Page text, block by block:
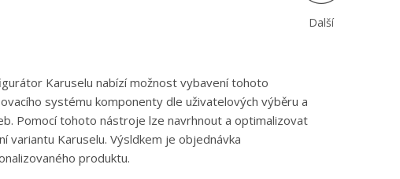
Další
Karuselu nabízí možnost vybavení tohoto
systému komponenty dle uživatelových výběru a
Pomocí tohoto nástroje lze navrhnout a optimalizovat
variantu Karuselu. Výsldkem je objednávka
produktu.